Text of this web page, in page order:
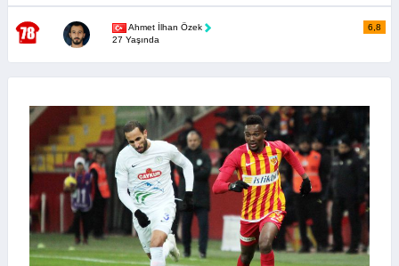
Ahmet İlhan Özek
27 Yaşında
6,8